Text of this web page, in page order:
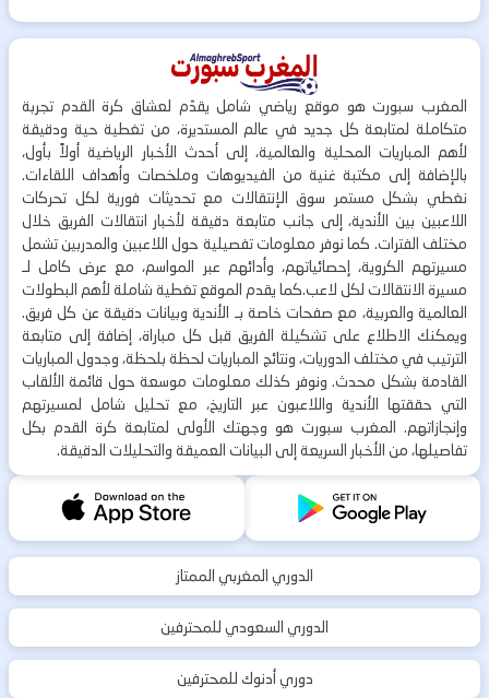
المغرب سبورت هو موقع رياضي شامل يقدّم لعشاق كرة القدم تجربة
متكاملة لمتابعة كل جديد في عالم المستديرة، من تغطية حية ودقيقة
لأهم المباريات المحلية والعالمية، إلى أحدث الأخبار الرياضية أولاً بأول،
بالإضافة إلى مكتبة غنية من الفيديوهات وملخصات وأهداف اللقاءات.
نغطي بشكل مستمر سوق الإنتقالات مع تحديثات فورية لكل تحركات
اللاعبين بين الأندية، إلى جانب متابعة دقيقة لأخبار انتقالات الفريق خلال
مختلف الفترات. كما نوفر معلومات تفصيلية حول اللاعبين والمدربين تشمل
مسيرتهم الكروية، إحصائياتهم، وأدائهم عبر المواسم، مع عرض كامل لـ
مسيرة الانتقالات لكل لاعب.كما يقدم الموقع تغطية شاملة لأهم البطولات
العالمية والعربية، مع صفحات خاصة بـ الأندية وبيانات دقيقة عن كل فريق.
ويمكنك الاطلاع على تشكيلة الفريق قبل كل مباراة، إضافة إلى متابعة
الترتيب في مختلف الدوريات، ونتائج المباريات لحظة بلحظة، وجدول المباريات
القادمة بشكل محدث. ونوفر كذلك معلومات موسعة حول قائمة الألقاب
التي حققتها الأندية واللاعبون عبر التاريخ، مع تحليل شامل لمسيرتهم
وإنجازاتهم. المغرب سبورت هو وجهتك الأولى لمتابعة كرة القدم بكل
تفاصيلها، من الأخبار السريعة إلى البيانات العميقة والتحليلات الدقيقة.
الدوري المغربي الممتاز
الدوري السعودي للمحترفين
دوري أدنوك للمحترفين